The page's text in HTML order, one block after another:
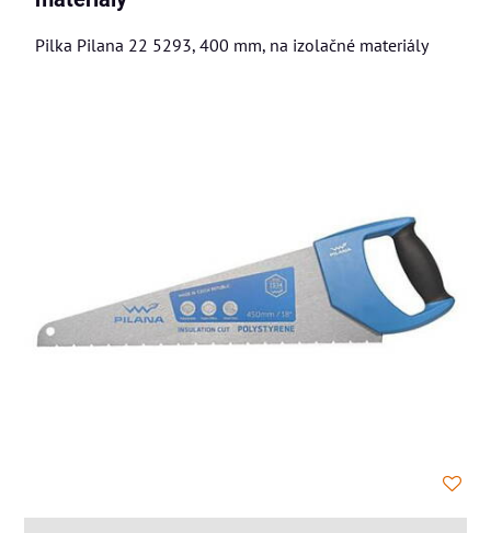
Pilka Pilana 22 5293, 400 mm, na izolačné materiály